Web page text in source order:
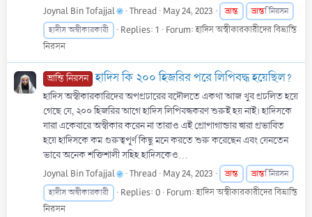
Joynal Bin Tofajjal Thread May 24, 2023 ভ্রান্ত ভ্রান্তি নিরসন
হাদীস অস্বীকারকারী
Replies: 1 Forum:হাদিস অস্বীকারকারীদের বিভ্রান্তি
নিরসন
ভ্রান্তি নিরসন হাদিস কি ২০০ হিজরির পরে লিপিবদ্ধ হয়েছিল?
হাদিস অস্বীকারকারিদের অপপ্রচারের বদৌলতে একথা আজ খুব প্রচলিত হয়ে
গেছে যে, ২০০ হিজরির আগে হাদিস লিপিবদ্ধকরণ শুরুই হয় নাই। হাদিসকে
যারা একেবারে অস্বীকার করেন না তারাও এই প্রোপাগান্ডার দ্বারা প্রভাবিত
হয়ে হাদিসকে কম গুরুত্বপূর্ণ কিছু মনে করতে শুরু করেছেন এবং যেনতেন
ভাবে অনেক শক্তিশালী সহিহ হাদিসকেও...
Joynal Bin Tofajjal Thread May 24, 2023 ভ্রান্ত ভ্রান্তি নিরসন
হাদীস অস্বীকারকারী
Replies: 0 Forum:হাদিস অস্বীকারকারীদের বিভ্রান্তি
নিরসন